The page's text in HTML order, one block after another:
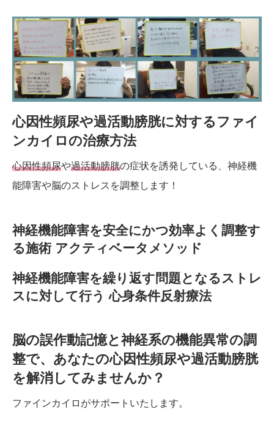
心因性頻尿や過活動膀胱に対するファイ
ンカイロの治療方法
心因性頻尿や過活動膀胱の症状を誘発している、神経機
能障害や脳のストレスを調整します！
神経機能障害を安全にかつ効率よく調整す
る施術 アクティベータメソッド
神経機能障害を繰り返す問題となるストレ
スに対して行う 心身条件反射療法
脳の誤作動記憶と神経系の機能異常の調
整で、あなたの心因性頻尿や過活動膀胱
を解消してみませんか？
ファインカイロがサポートいたします。